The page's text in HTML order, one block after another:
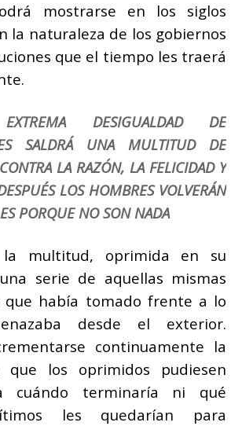
mostrarse en los siglos
la naturaleza de los gobiernos
que el tiempo les traerá
DESIGUALDAD DE
SALDRÁ UNA MULTITUD DE
LA RAZÓN, LA FELICIDAD Y
LOS HOMBRES VOLVERÁN
PORQUE NO SON NADA
multitud, oprimida en su
serie de aquellas mismas
que había tomado frente a lo
desde el exterior.
continuamente la
que los oprimidos pudiesen
cuándo terminaría ni qué
les quedarían para